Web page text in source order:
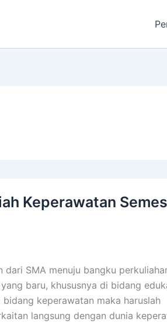
Keperawatan
dari SMA menuju bangku
baru, khususnya di bidang
keperawatan maka haruslah
langsung dengan dunia